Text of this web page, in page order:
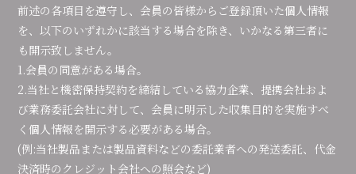
前述の各項目を遵守し、会員の皆様からご登録頂いた個人情報
を、以下のいずれかに該当する場合を除き、いかなる第三者に
も開示致しません。
1.会員の同意がある場合。
2.当社と機密保持契約を締結している協力企業、提携会社およ
び業務委託会社に対して、会員に明示した収集目的を実施すべ
く個人情報を開示する必要がある場合。
(例:当社製品または製品資料などの委託業者への発送委託、代金
決済時のクレジット会社への照会など)